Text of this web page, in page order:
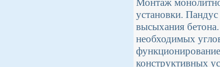
установки.
высыхания
необходимых
конструктивных